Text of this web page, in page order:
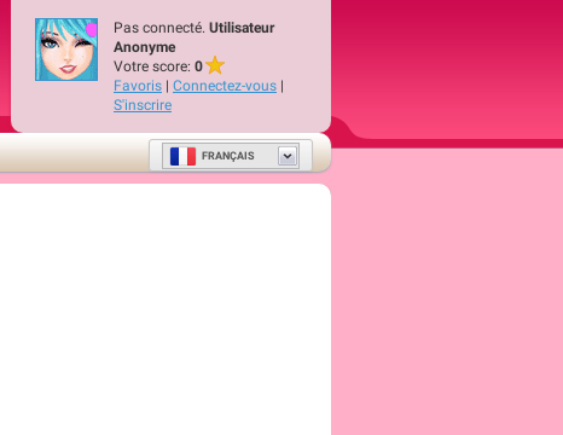
Pas connecté. Utilisateur
Anonyme
Votre score: 0
Favoris | Connectez-vous |
S'inscrire
FRANÇAIS